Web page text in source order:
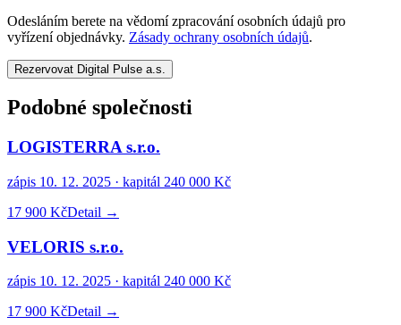
Odesláním berete na vědomí zpracování osobních údajů pro
vyřízení objednávky. Zásady ochrany osobních údajů.
Rezervovat Digital Pulse a.s.
Podobné společnosti
LOGISTERRA s.r.o.
zápis 10. 12. 2025 · kapitál 240 000 Kč
17 900 KčDetail →
VELORIS s.r.o.
zápis 10. 12. 2025 · kapitál 240 000 Kč
17 900 KčDetail →